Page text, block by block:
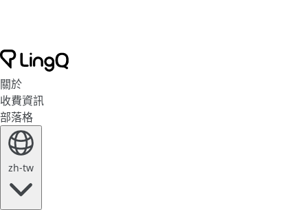
關於
收費資訊
部落格
zh-tw